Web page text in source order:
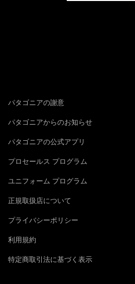
パタゴニアの謝意
パタゴニアからのお知らせ
パタゴニアの公式アプリ
プロセールス プログラム
ユニフォーム プログラム
正規取扱店について
プライバシーポリシー
利用規約
特定商取引法に基づく表示